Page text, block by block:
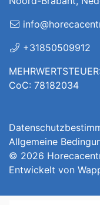
+31850509912
CoC: 78182034
Allgemeine
© 2026
Entwickelt von